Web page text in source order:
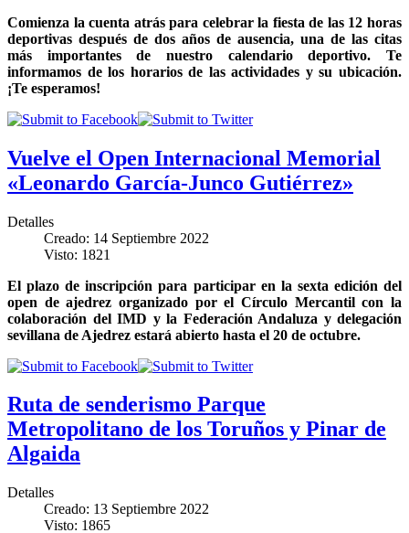
Comienza la cuenta atrás para celebrar la fiesta de las 12 horas
deportivas después de dos años de ausencia, una de las citas
más importantes de nuestro calendario deportivo. Te
informamos de los horarios de las actividades y su ubicación.
¡Te esperamos!
Vuelve el Open Internacional Memorial
«Leonardo García-Junco Gutiérrez»
Detalles
Creado: 14 Septiembre 2022
Visto: 1821
El plazo de inscripción para participar en la sexta edición del
open de ajedrez organizado por el Círculo Mercantil con la
colaboración del IMD y la Federación Andaluza y delegación
sevillana de Ajedrez estará abierto hasta el 20 de octubre.
Ruta de senderismo Parque
Metropolitano de los Toruños y Pinar de
Algaida
Detalles
Creado: 13 Septiembre 2022
Visto: 1865